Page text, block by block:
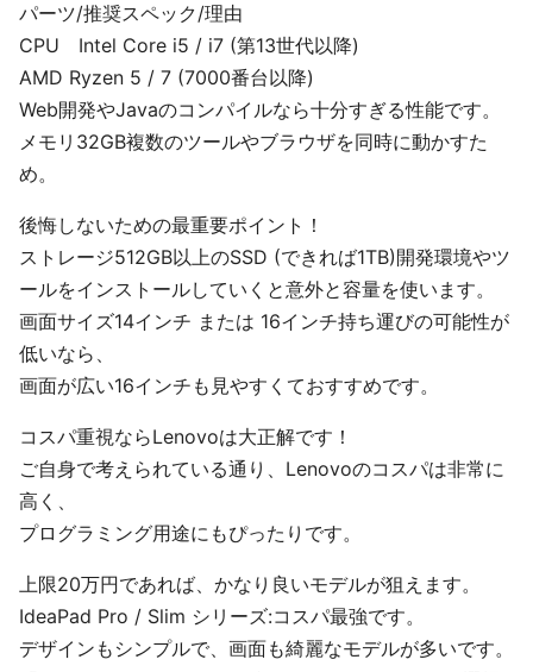
パーツ/推奨スペック/理由
CPU Intel Core i5 / i7 (第13世代以降)
AMD Ryzen 5 / 7 (7000番台以降)
Web開発やJavaのコンパイルなら十分すぎる性能です。
メモリ32GB複数のツールやブラウザを同時に動かすた
め。
後悔しないための最重要ポイント！
ストレージ512GB以上のSSD (できれば1TB)開発環境やツ
ールをインストールしていくと意外と容量を使います。
画面サイズ14インチ または 16インチ持ち運びの可能性が
低いなら、
画面が広い16インチも見やすくておすすめです。
コスパ重視ならLenovoは大正解です！
ご自身で考えられている通り、Lenovoのコスパは非常に
高く、
プログラミング用途にもぴったりです。
上限20万円であれば、かなり良いモデルが狙えます。
IdeaPad Pro / Slim シリーズ:コスパ最強です。
デザインもシンプルで、画面も綺麗なモデルが多いです。